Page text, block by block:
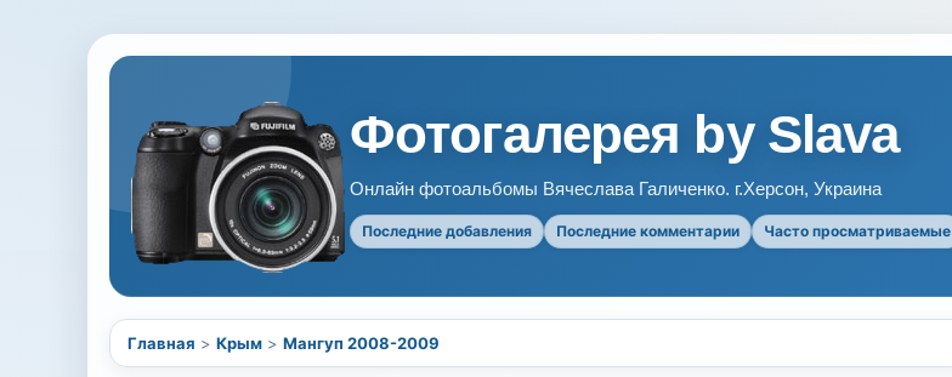
Фотогалерея by Slava
Онлайн фотоальбомы Вячеслава Галиченко. г.Херсон, Украина
Последние добавления Последние комментарии Часто просматриваемые
Главная > Крым > Мангуп 2008-2009